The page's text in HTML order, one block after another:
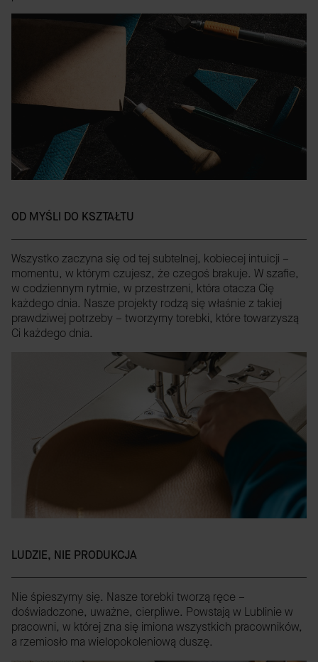
OD MYŚLI DO KSZTAŁTU
Wszystko zaczyna się od tej subtelnej, kobiecej intuicji –
momentu, w którym czujesz, że czegoś brakuje. W szafie,
w codziennym rytmie, w przestrzeni, która otacza Cię
każdego dnia. Nasze projekty rodzą się właśnie z takiej
prawdziwej potrzeby – tworzymy torebki, które towarzyszą
Ci każdego dnia.
LUDZIE, NIE PRODUKCJA
Nie śpieszymy się. Nasze torebki tworzą ręce –
doświadczone, uważne, cierpliwe. Powstają w Lublinie w
pracowni, w której zna się imiona wszystkich pracowników,
a rzemiosło ma wielopokoleniową duszę.